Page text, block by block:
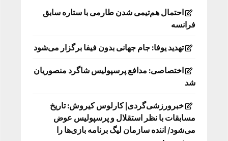
احتمال هم‌تیمی شدن طارمی با ستاره سابق
فرانسه
تهدید یوفا: جام جهانی بدون فیفا برگزار می‌شود
اختصاصی: مدافع پرسپولیس شاگرد منصوریان
شد
خبرورزشی‌گردی| کارلوس کیروش: تاریخ
مسابقات با نظر استقلال و پرسپولیس عوض
می‌شود/ اننده سازمان لیگ برنامه بازی‌ها را